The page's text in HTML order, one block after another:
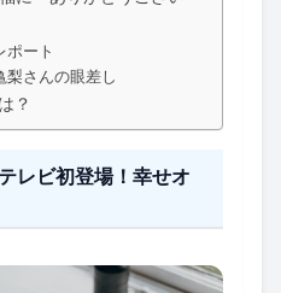
ポート
梨さんの眼差し
？
レビ初登場！幸せオ